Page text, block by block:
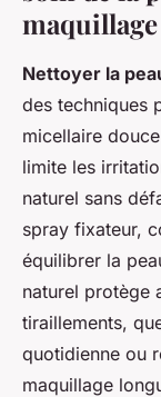
maquillage
Nettoyer la
des techniques
micellaire
limite les
naturel sans
spray fixateur,
équilibrer la
naturel protège
tiraillements,
quotidienne ou
maquillage